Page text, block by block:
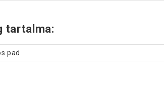
tartalma:
pad